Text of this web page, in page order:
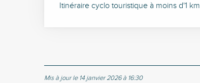
Itinéraire cyclo touristique à moins d'1 km
Mis à jour le 14 janvier 2026 à 16:30